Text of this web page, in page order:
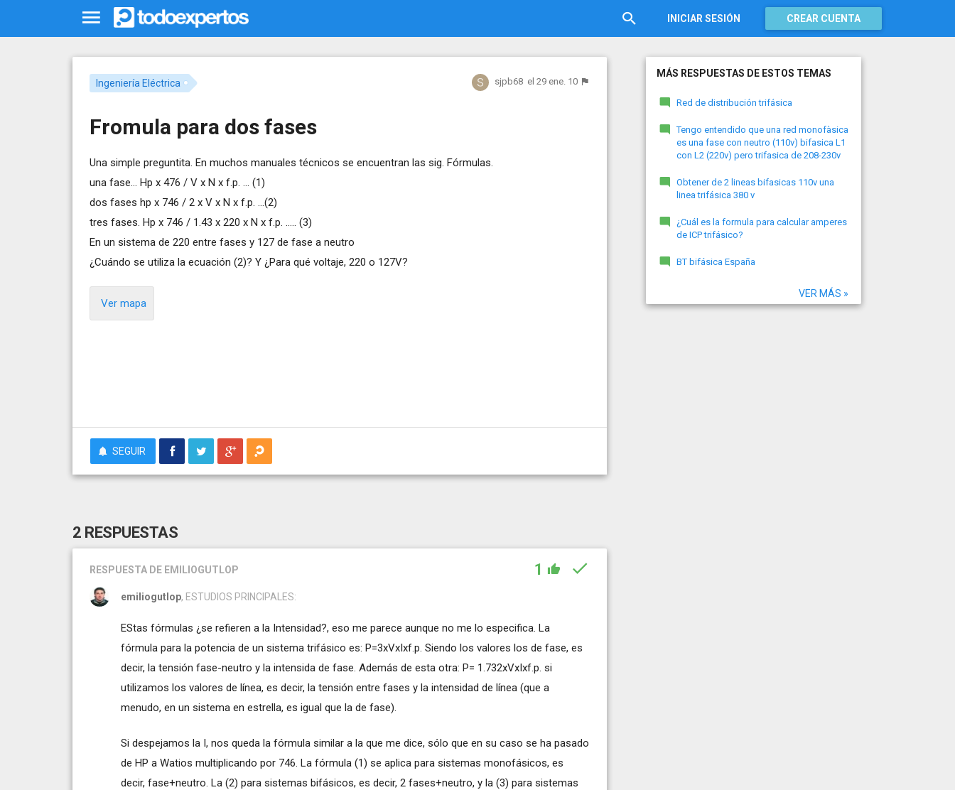
INICIAR SESIÓN CREAR CUENTA
Ingeniería Eléctrica sjpb68 el 29 ene. 10
Fromula para dos fases
Una simple preguntita. En muchos manuales técnicos se encuentran las sig. Fórmulas.
una fase... Hp x 476 / V x N x f.p. ... (1)
dos fases hp x 746 / 2 x V x N x f.p. ...(2)
tres fases. Hp x 746 / 1.43 x 220 x N x f.p. ..... (3)
En un sistema de 220 entre fases y 127 de fase a neutro
¿Cuándo se utiliza la ecuación (2)? Y ¿Para qué voltaje, 220 o 127V?
Ver mapa
SEGUIR
2 RESPUESTAS
RESPUESTA DE EMILIOGUTLOP 1
emiliogutlop, ESTUDIOS PRINCIPALES:
EStas fórmulas ¿se refieren a la Intensidad?, eso me parece aunque no me lo especifica. La
fórmula para la potencia de un sistema trifásico es: P=3xVxIxf.p. Siendo los valores los de fase, es
decir, la tensión fase-neutro y la intensida de fase. Además de esta otra: P= 1.732xVxIxf.p. si
utilizamos los valores de línea, es decir, la tensión entre fases y la intensidad de línea (que a
menudo, en un sistema en estrella, es igual que la de fase).
Si despejamos la I, nos queda la fórmula similar a la que me dice, sólo que en su caso se ha pasado
de HP a Watios multiplicando por 746. La fórmula (1) se aplica para sistemas monofásicos, es
decir, fase+neutro. La (2) para sistemas bifásicos, es decir, 2 fases+neutro, y la (3) para sistemas
MÁS RESPUESTAS DE ESTOS TEMAS
Red de distribución trifásica
Tengo entendido que una red monofàsica
es una fase con neutro (110v) bifasica L1
con L2 (220v) pero trifasica de 208-230v
Obtener de 2 lineas bifasicas 110v una
linea trifásica 380 v
¿Cuál es la formula para calcular amperes
de ICP trifásico?
BT bifásica España
VER MÁS »